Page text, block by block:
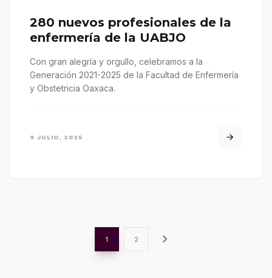
280 nuevos profesionales de la
enfermería de la UABJO
Con gran alegría y orgullo, celebramos a la
Generación 2021-2025 de la Facultad de Enfermería
y Obstetricia Oaxaca.
9 JULIO, 2025
1 2 chevron_right